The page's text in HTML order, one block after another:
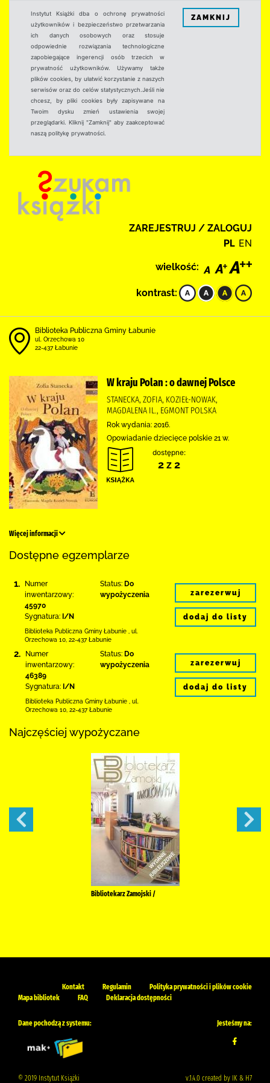
Instytut Książki dba o ochronę prywatności
użytkowników i bezpieczeństwo przetwarzania
ich danych osobowych oraz stosuje
odpowiednie rozwiązania technologiczne
zapobiegające ingerencji osób trzecich w
prywatność użytkowników. Używamy także
plików cookies, by ułatwić korzystanie z naszych
serwisów oraz do celów statystycznych.Jeśli nie
chcesz, by pliki cookies były zapisywane na
Twoim dysku zmień ustawienia swojej
przeglądarki. Kliknij "Zamknij" aby zaakceptować
naszą politykę prywatności.
ZAMKNIJ
ZAREJESTRUJ / ZALOGUJ
PL EN
wielkość:
kontrast:
Biblioteka Publiczna Gminy Łabunie
ul. Orzechowa 10
22-437 Łabunie
W kraju Polan : o dawnej Polsce
STANECKA, ZOFIA, KOZIEŁ-NOWAK,
MAGDALENA IL., EGMONT POLSKA
Rok wydania: 2016.
Opowiadanie dziecięce polskie 21 w.
dostępne:
2 z 2
Więcej informacji
Dostępne egzemplarze
1.
Numer
inwentarzowy:
45970
Sygnatura: I/N
Status: Do
wypożyczenia
Biblioteka Publiczna Gminy Łabunie
ul.
Orzechowa 10 22-437 Łabunie
zarezerwuj
dodaj do listy
2.
Numer
inwentarzowy:
46389
Sygnatura: I/N
Status: Do
wypożyczenia
Biblioteka Publiczna Gminy Łabunie
ul.
Orzechowa 10 22-437 Łabunie
zarezerwuj
dodaj do listy
Najczęściej wypożyczane
Bibliotekarz Zamojski /
Kontakt Regulamin
Polityka prywatności i plików cookie
Mapa bibliotek
FAQ Deklaracja dostępności
Dane pochodzą z systemu: Jesteśmy na:
© 2019 Instytut Książki v.1.4.0 created by IK & H7